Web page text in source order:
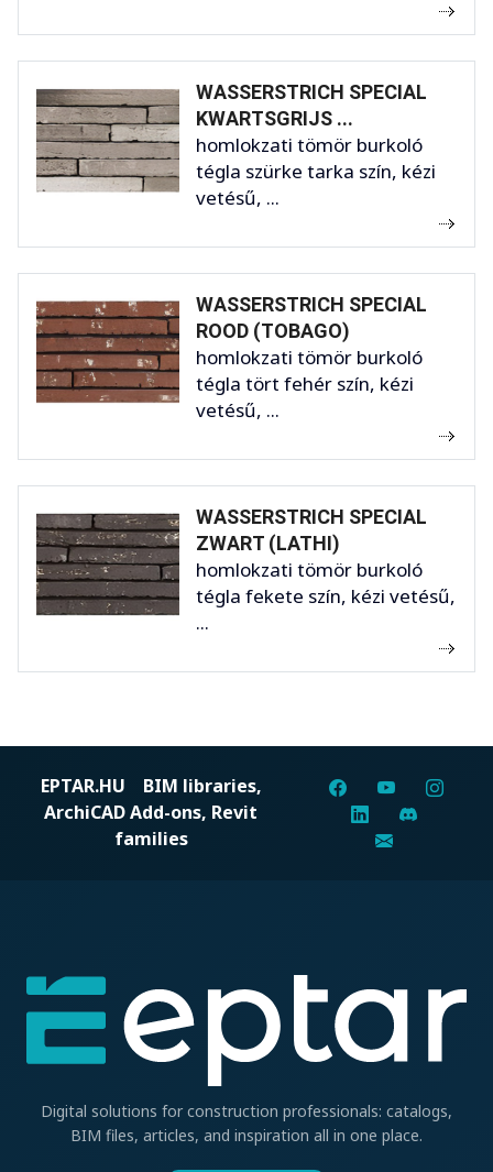
WASSERSTRICH SPECIAL
KWARTSGRIJS ...
homlokzati tömör burkoló
tégla szürke tarka szín, kézi
vetésű, ...
WASSERSTRICH SPECIAL
ROOD (TOBAGO)
homlokzati tömör burkoló
tégla tört fehér szín, kézi
vetésű, ...
WASSERSTRICH SPECIAL
ZWART (LATHI)
homlokzati tömör burkoló
tégla fekete szín, kézi vetésű,
...
EPTAR.HU BIM libraries,
ArchiCAD Add-ons, Revit
families
Digital solutions for construction professionals: catalogs,
BIM files, articles, and inspiration all in one place.